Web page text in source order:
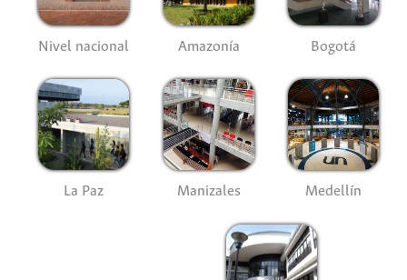
Nivel nacional Amazonía Bogotá
La Paz Manizales Medellín